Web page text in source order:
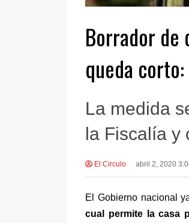
Borrador de
queda
La medida
la Fiscalía y
El Circulo abril 2, 2020
El Gobierno nacional
cual permite la casa